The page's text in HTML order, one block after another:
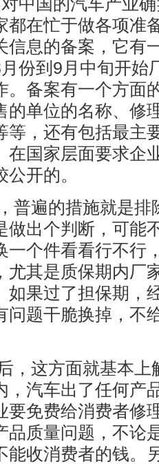
都在忙于做各项准
信息的备案，它有
份到9月中旬开始
。备案有一个方面
的单位的名称、修
等，还有包括最主
在国家层面要求企
开的。
普遍的措施就是排
做出个判断，可能
一个件看看行不行
尤其是质保期内厂
如果过了担保期，
问题干脆换掉，不
，这方面就基本上
，汽车出了任何产
要免费给消费者修
品质量问题，不论
能收消费者的钱。